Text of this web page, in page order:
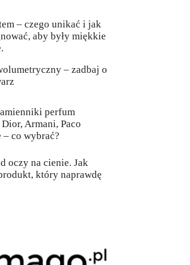
– czego unikać i jak
aby były miękkie
– zadbaj o
perfum
Armani, Paco
– co wybrać?
oczy na cienie. Jak
który naprawdę